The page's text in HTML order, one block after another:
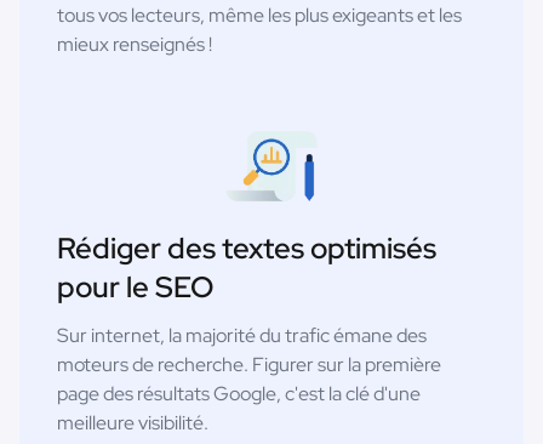
tous vos lecteurs, même les plus exigeants et les
mieux renseignés !
Rédiger des textes optimisés
pour le SEO
Sur internet, la majorité du trafic émane des
moteurs de recherche. Figurer sur la première
page des résultats Google, c'est la clé d'une
meilleure visibilité.